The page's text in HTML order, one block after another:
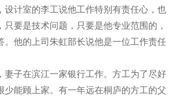
设计室的李工说他工作特别有责任心，也
只要是技术问题，只要是他专业范围的，
。他的上司朱虹部长说他是一位工作责任
妻子在滨江一家银行工作。方工为了尽好
少能顾上家。有一年远在桐庐的方工的父